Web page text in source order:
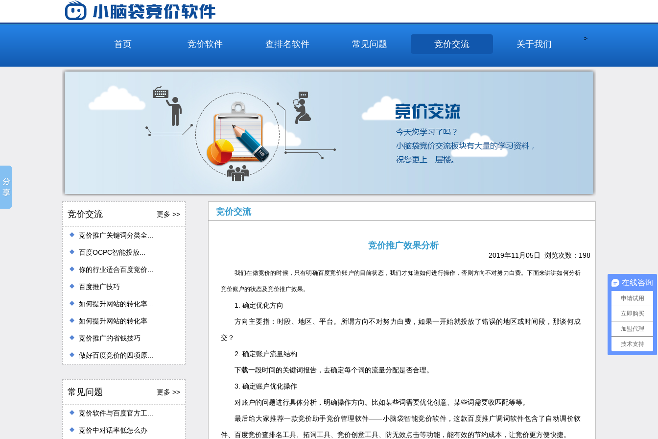
首页 竞价软件 查排名软件
>
常见问题 竞价交流 关于我们
竞价交流 更多 >>
竞价推广关键词分类全...
百度OCPC智能投放...
你的行业适合百度竞价...
百度推广技巧
如何提升网站的转化率...
如何提升网站的转化率
竞价推广的省钱技巧
做好百度竞价的四项原...
常见问题 更多 >>
竞价软件与百度官方工...
竞价中对话率低怎么办
竞价交流
竞价推广效果分析
2019年11月05日 浏览次数： 198
我们在做竞价的时候，只有明确百度竞价账户的目前状态，我们才知道如何进行操作，否则方向不对努力白费。下面来讲讲如何分析
竞价账户的状态及竞价推广效果。
1. 确定优化方向
方向主要指：时段、地区、平台。所谓方向不对努力白费，如果一开始就投放了错误的地区或时间段，那谈何成
交？
2. 确定账户流量结构
下载一段时间的关键词报告，去确定每个词的流量分配是否合理。
3. 确定账户优化操作
对账户的问题进行具体分析，明确操作方向。比如某些词需要优化创意、某些词需要收匹配等等。
最后给大家推荐一款竞价助手竞价管理软件——小脑袋智能竞价软件，这款百度推广调词软件包含了自动调价软
件、百度竞价查排名工具、拓词工具、竞价创意工具、防无效点击等功能，能有效的节约成本，让竞价更方便快捷。
在线咨询
申请试用
立即购买
加盟代理
技术支持